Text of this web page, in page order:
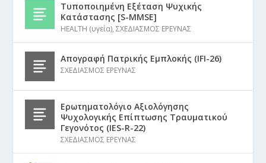
Τυποποιημένη Εξέταση Ψυχικής
Κατάστασης [S-MMSE]
HEALTH (υγεία),ΣΧΕΔΙΑΣΜΟΣ ΕΡΕΥΝΑΣ
Απογραφή Πατρικής Εμπλοκής (IFI-26)
ΣΧΕΔΙΑΣΜΟΣ ΕΡΕΥΝΑΣ
Ερωτηματολόγιο Αξιολόγησης
Ψυχολογικής Επίπτωσης Τραυματικού
Γεγονότος (IES-R-22)
ΣΧΕΔΙΑΣΜΟΣ ΕΡΕΥΝΑΣ